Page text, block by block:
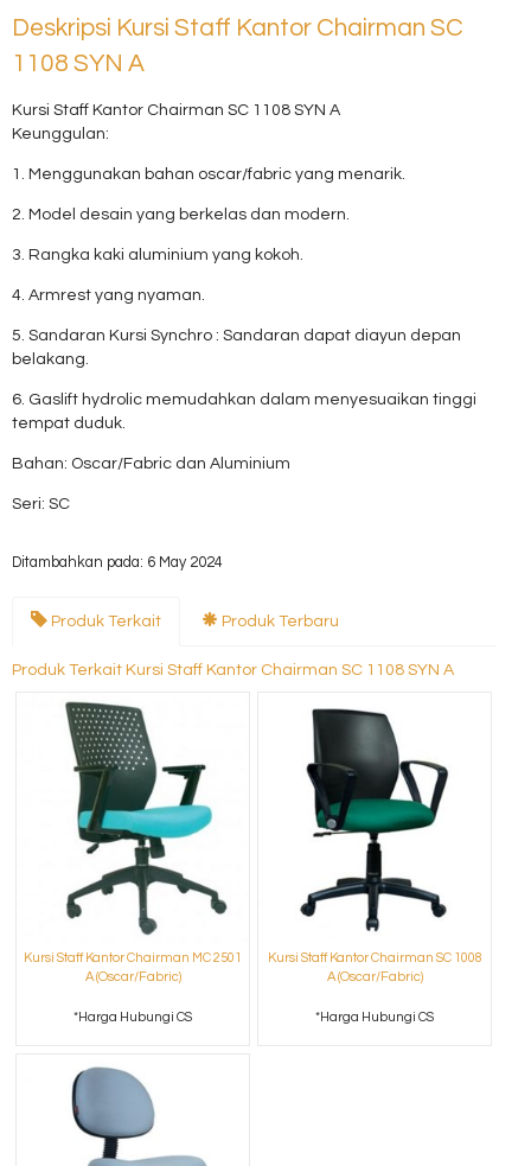
Deskripsi Kursi Staff Kantor Chairman SC
1108 SYN A
Kursi Staff Kantor Chairman SC 1108 SYN A
Keunggulan:
1. Menggunakan bahan oscar/fabric yang menarik.
2. Model desain yang berkelas dan modern.
3. Rangka kaki aluminium yang kokoh.
4. Armrest yang nyaman.
5. Sandaran Kursi Synchro : Sandaran dapat diayun depan
belakang.
6. Gaslift hydrolic memudahkan dalam menyesuaikan tinggi
tempat duduk.
Bahan: Oscar/Fabric dan Aluminium
Seri: SC
Ditambahkan pada: 6 May 2024
Produk Terkait Produk Terbaru
Produk Terkait Kursi Staff Kantor Chairman SC 1108 SYN A
Kursi Staff Kantor Chairman MC 2501
A (Oscar/Fabric)
*Harga Hubungi CS
Kursi Staff Kantor Chairman SC 1008
A (Oscar/Fabric)
*Harga Hubungi CS